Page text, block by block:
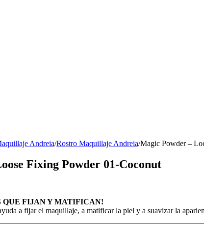
Andreia/Rostro Maquillaje Andreia/Magic Powder –
Fixing Powder 01-Coconut
QUE FIJAN Y MATIFICAN!
a fijar el maquillaje, a matificar la piel y a suavizar la